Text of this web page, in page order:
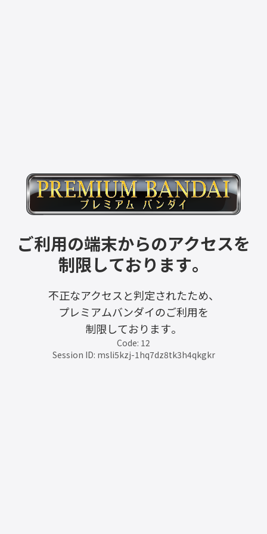
ご利用の端末からのアクセスを
制限しております。
不正なアクセスと判定されたため、
プレミアムバンダイのご利用を
制限しております。
Code: 12
Session ID: msli5kzj-1hq7dz8tk3h4qkgkr